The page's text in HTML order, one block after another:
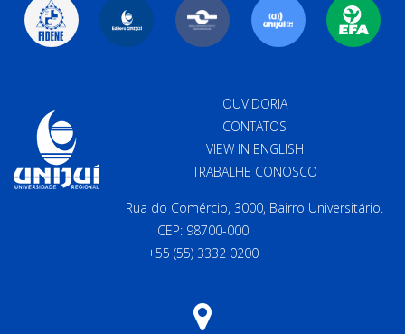
OUVIDORIA
CONTATOS
VIEW IN ENGLISH
TRABALHE CONOSCO
Rua do Comércio, 3000, Bairro Universitário.
CEP: 98700-000
+55 (55) 3332 0200